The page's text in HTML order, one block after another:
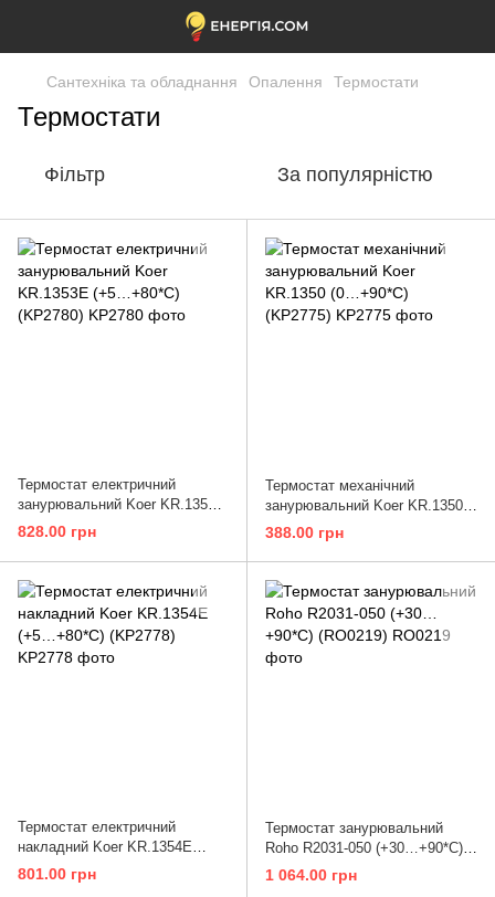
Сантехніка та обладнання Опалення Термостати
Термостати
Фільтр За популярністю
Термостат електричний
занурювальний Koer KR.1353E
(+5…+80*C) (KP2780)
828.00 грн
Термостат механічний
занурювальний Koer KR.1350
(0…+90*C) (KP2775)
388.00 грн
Термостат електричний
накладний Koer KR.1354E
(+5…+80*C) (KP2778)
801.00 грн
Термостат занурювальний
Roho R2031-050 (+30…+90*C)
(RO0219)
1 064.00 грн